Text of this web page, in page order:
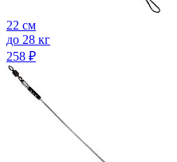
22 см
до 28 кг
258 ₽